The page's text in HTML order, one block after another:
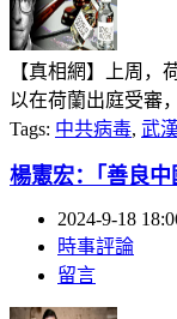
【真相網】上周
以在荷蘭出庭受審
Tags: 中共病毒, 武
楊憲宏：｢善良
2024-9-18
時事評論
留言